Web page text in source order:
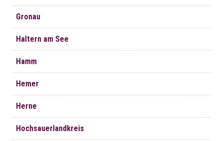
Gronau
Haltern am See
Hamm
Hemer
Herne
Hochsauerlandkreis